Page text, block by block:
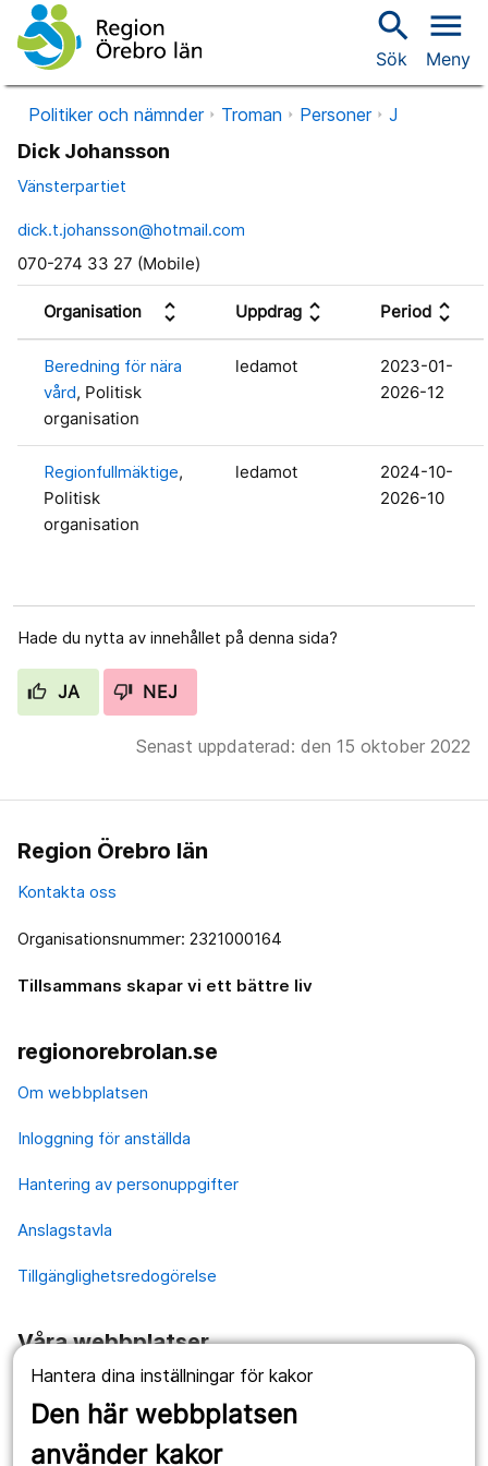
Hantera dina inställningar för kakor
Den här webbplatsen
använder kakor
search
Sök
menu
Meny
Politiker och nämnder Troman Personer J
Dick Johansson
Vänsterpartiet
dick.t.johansson@hotmail.com
070-274 33 27 (Mobile)
Organisation unfold_more Uppdrag unfold_more Period unfold_more
Beredning för nära
vård, Politisk
organisation
ledamot
2023-01-
2026-12
Regionfullmäktige,
Politisk
organisation
ledamot
2024-10-
2026-10
Hade du nytta av innehållet på denna sida?
JA NEJ
Senast uppdaterad: den 15 oktober 2022
Region Örebro län
Kontakta oss
Organisationsnummer: 2321000164
Tillsammans skapar vi ett bättre liv
regionorebrolan.se
Om webbplatsen
Inloggning för anställda
Hantering av personuppgifter
Anslagstavla
Tillgänglighetsredogörelse
Våra webbplatser
1177.se
Länstrafiken